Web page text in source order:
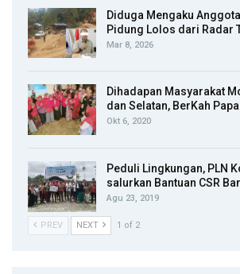
Diduga Mengaku Anggota
Pidung Lolos dari Radar
Mar 8, 2026
Dihadapan Masyarakat
dan Selatan, BerKah
Okt 6, 2020
Peduli Lingkungan, PLN
salurkan Bantuan CSR
Agu 23, 2019
PREV NEXT 1 of 2